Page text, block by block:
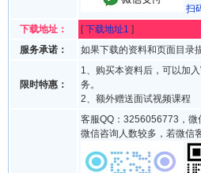
扫
下载地址：
[下载地址1 ]
服务承诺：
如果下载的资料和页面目录
限时特惠：
1、购买本资料后，可以加
务。
2、额外赠送面试视频课程
客服QQ：3256056773，
微信咨询人数较多，若微信